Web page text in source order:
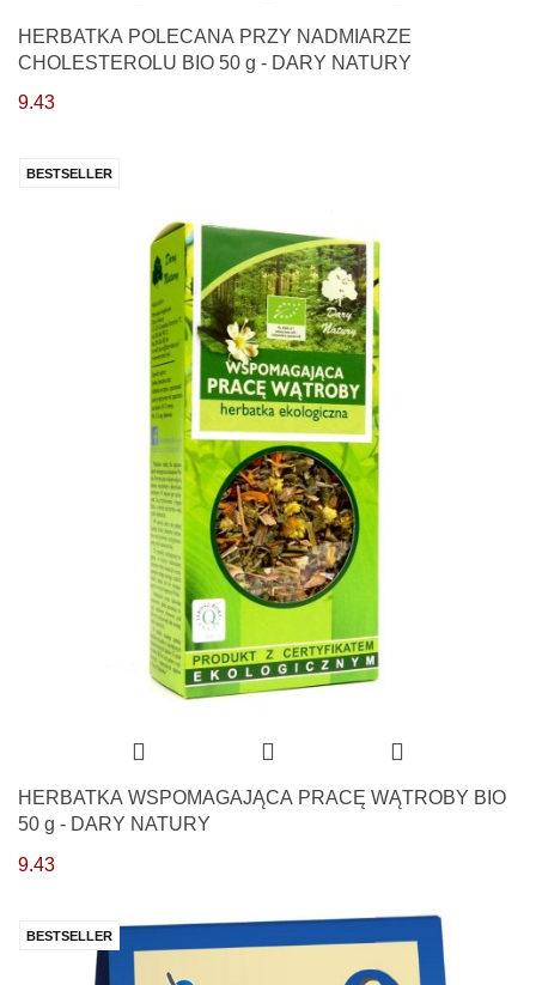
HERBATKA POLECANA PRZY NADMIARZE
CHOLESTEROLU BIO 50 g - DARY NATURY
9.43
BESTSELLER
HERBATKA WSPOMAGAJĄCA PRACĘ WĄTROBY BIO
50 g - DARY NATURY
9.43
BESTSELLER